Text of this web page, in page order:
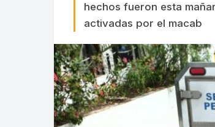
hechos fueron esta
activadas por el macab